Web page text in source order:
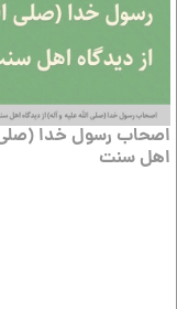
اصحاب رسول خدا (صلی
اهل سنت